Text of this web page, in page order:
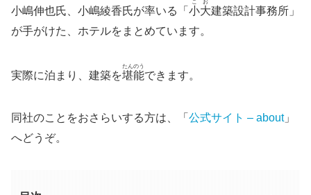
小嶋伸也氏、小嶋綾香氏が率いる「 小大
こお
建築設計事務所」
が手がけた、ホテルをまとめています。
実際に泊まり、建築を堪能
たんのう
できます。
同社のことをおさらいする方は、「 公式サイト – about」
へどうぞ。